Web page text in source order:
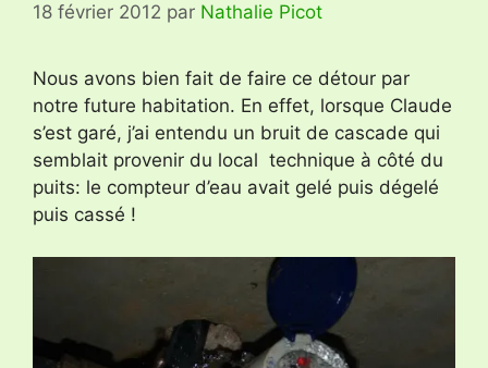
18 février 2012 par Nathalie Picot
Nous avons bien fait de faire ce détour par
notre future habitation. En effet, lorsque Claude
s’est garé, j’ai entendu un bruit de cascade qui
semblait provenir du local technique à côté du
puits: le compteur d’eau avait gelé puis dégelé
puis cassé !